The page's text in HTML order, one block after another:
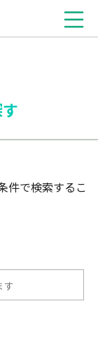
件で検索するこ